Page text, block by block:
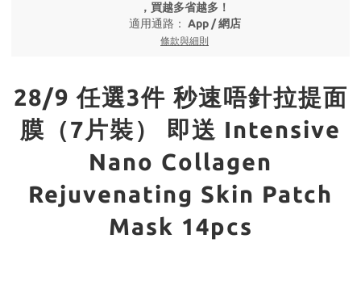
，買越多省越多！
適用通路： App / 網店
條款與細則
28/9 任選3件 秒速唔針拉提面
膜（7片裝） 即送 Intensive
Nano Collagen
Rejuvenating Skin Patch
Mask 14pcs